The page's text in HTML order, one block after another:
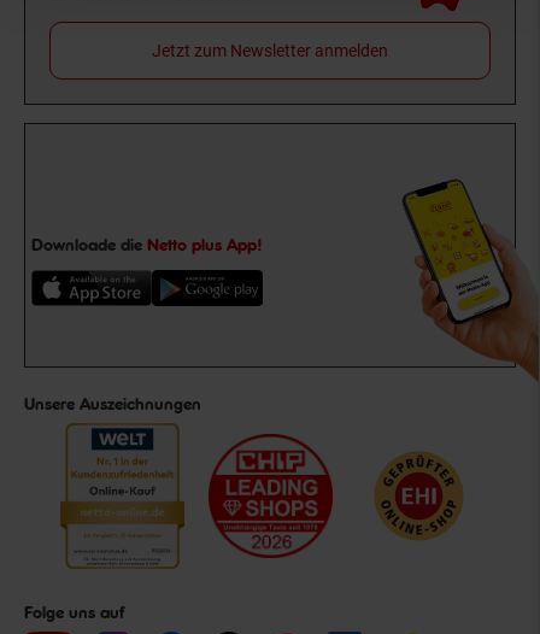
Jetzt zum Newsletter anmelden
Downloade die Netto plus App!
Unsere Auszeichnungen
Folge uns auf